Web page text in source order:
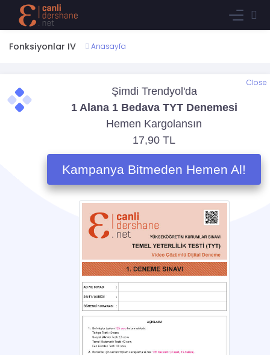
Fonksiyonlar IV Anasayfa
Bu içerik sadece öğrencilerimiz içindir. Dilerseniz öğrencimiz
olmak için aşağıdaki paketlerden birine sahip olarak bu
Aylık Eğitim Aboneliği
Tüm içeriklere sınırsız erişim abonelik ücreti99 TL
İçeriği takip ederken sistem izleme geçmişinizi/test
cevaplarınızı vb sizin için tutar. Bundan dolayı üye
olmanız kendi geçmişiniz açısından iyi olur.
Üye olmak için tıklayınız,
giriş yapınız.
Close